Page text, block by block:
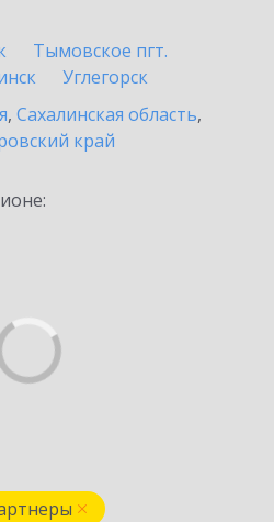
Тымовское пгт.
Углегорск
, Сахалинская область,
край